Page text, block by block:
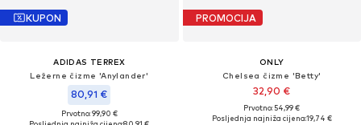
KUPON
ADIDAS TERREX
Ležerne čizme 'Anylander'
80,91 €
Prvotno: 99,90 €
PROMOCIJA
ONLY
Chelsea čizme 'Betty'
32,90 €
Prvotno: 54,99 €
Posljednja najniža cijena:19,74 €